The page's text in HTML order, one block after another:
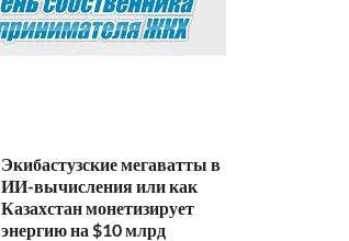
Экибастузские мегаватты в
ИИ-вычисления или как
Казахстан монетизирует
энергию на $10 млрд